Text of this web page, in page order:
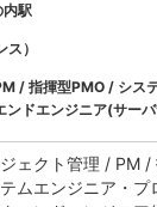
内駅
）
/ 指揮型PMO / シス
ンドエンジニア(サー
クトマネージャー) /
/ IT / インフラ / AI
ェクト管理 / PM /
ムエンジニア・プ